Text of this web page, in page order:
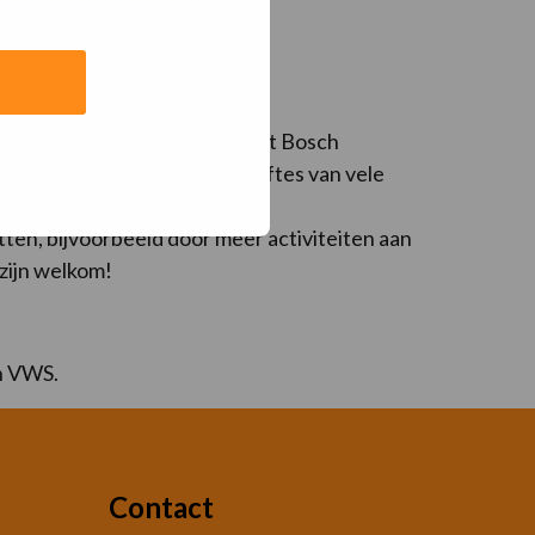
sporten en te bewegen. Het Bosch
aansluiten op de behoeftes van vele
trainers te verhogen,
bijvoorbeeld door meer activiteiten aan
welkom!
Contact